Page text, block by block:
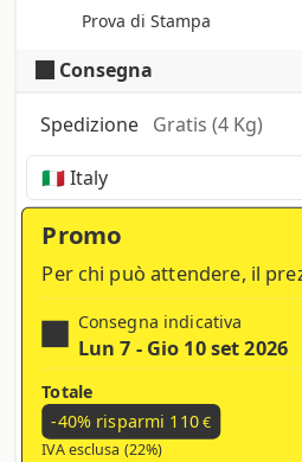
Prova di Stampa
Consegna
Spedizione Gratis (4 Kg)
Tempi, costi e tasse
della regione e dei
Promo
Per chi può attendere, il
Consegna indicativa
Lun 7 - Gio 10 set 2026
Totale
-40% risparmi 110€
IVA esclusa (22%)